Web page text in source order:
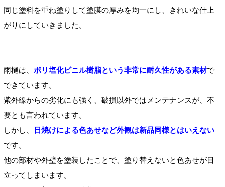
同じ塗料を重ね塗りして塗膜の厚みを均一にし、きれいな仕上
がりにしていきました。
雨樋は、 ポリ塩化ビニル樹脂という非常に耐久性がある素材で
できています。
紫外線からの劣化にも強く、破損以外ではメンテナンスが、不
要とも言われています。
しかし、
日焼けによる色あせなど外観は新品同様とはいえない
です。
他の部材や外壁を塗装したことで、塗り替えないと色あせが目
立ってしまいます。